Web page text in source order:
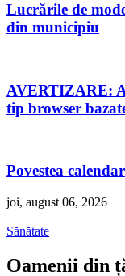
Lucrările de
din municipiu
AVERTIZARE:
tip browser
Povestea
joi, august 06, 2026
Sănătate
Oamenii din